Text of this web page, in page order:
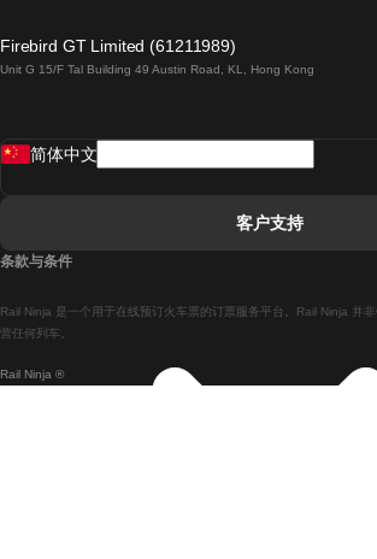
羅馬開往拿坡里的列車
馬德里開往巴塞罗那的列車
Firebird GT Limited (61211989)
Unit G 15/F Tal Building 49 Austin Road, KL, Hong Kong
Rail Ninja ®
Rail Ninja 是一个用于在线预订火车票的订票服务平台。Rail Ninja 并
营任何列车。
简体中文
客户支持
条款与条件